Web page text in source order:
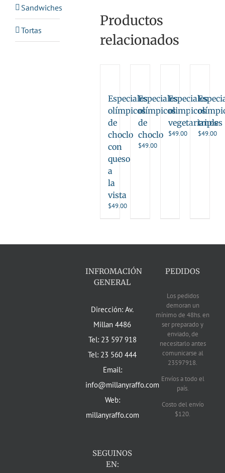
Productos
relacionados
Especiales
olímpicos
de
choclo
con
queso
a
la
vista
$49.00
Especiales
olímpicos
de
choclo
$49.00
Especiales
olimpicos
vegetarianos
$49.00
triples
$49.00
Sandwiches
Tortas
INFROMACIÓN
GENERAL
Dirección: Av.
Millan 4486
Tel: 23 597 918
Tel: 23 560 444
Email:
info@millanyraffo.com
Web:
millanyraffo.com
SEGUINOS
EN:
PEDIDOS
Los pedidos
demoran un
mínimo de 48hs. en
ser preparado y
enviado, de
necesitarlo antes
comunicarse al
23597918.
Envíos a todo el
país.
Costo del envío
$120.